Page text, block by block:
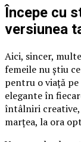
Începe cu
versiunea
Aici, sincer,
femeile nu știu
pentru o viață
elegante în
întâlniri
marțea, la ora